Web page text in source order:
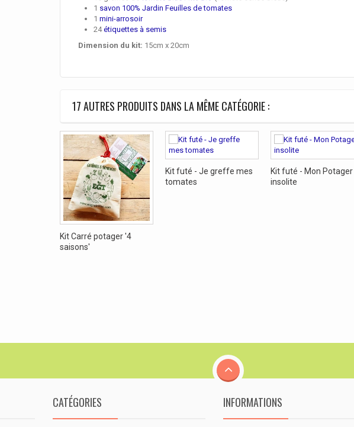
1 savon 100% Jardin Feuilles de tomates
1 mini-arrosoir
24étiquettes à semis
Dimension du kit: 15cm x 20cm
17 AUTRES PRODUITS DANS LA MÊME CATÉGORIE :
Kit Carré potager '4
saisons'
Kit futé - Je greffe mes
tomates
Kit futé - Mon Potager
insolite
CATÉGORIES INFORMATIONS